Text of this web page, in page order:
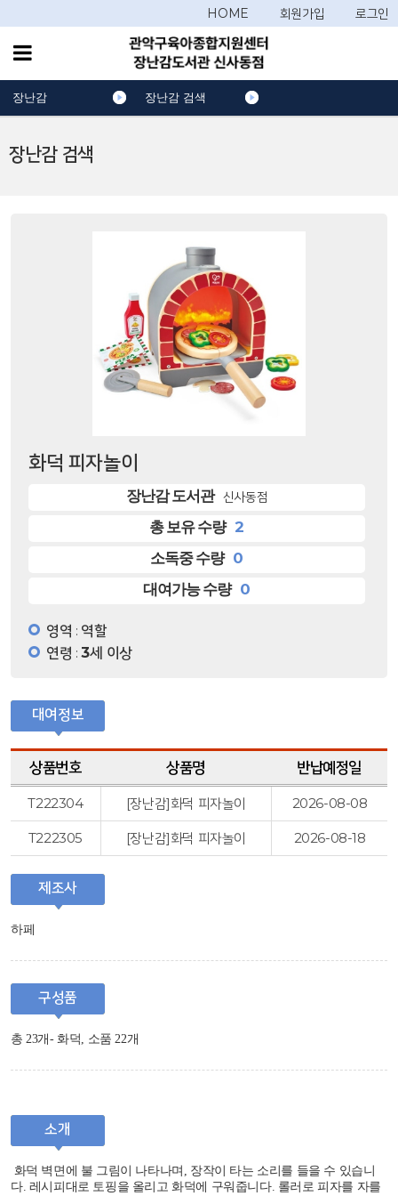
HOME 회원가입 로그인
장난감 검색
장난감 장난감 검색
화덕 피자놀이
장난감 도서관 신사동점
총 보유 수량 2
소독중 수량 0
대여가능 수량 0
영역 : 역할
연령 :3세 이상
대여정보
상품번호 상품명 반납예정일
T222304 [장난감]화덕 피자놀이 2026-08-08
T222305 [장난감]화덕 피자놀이 2026-08-18
제조사
하페
구성품
총 23개- 화덕, 소품 22개
소개
화덕 벽면에 불 그림이 나타나며, 장작이 타는 소리를 들을 수 있습니
다. 레시피대로 토핑을 올리고 화덕에 구워줍니다. 롤러로 피자를 자를